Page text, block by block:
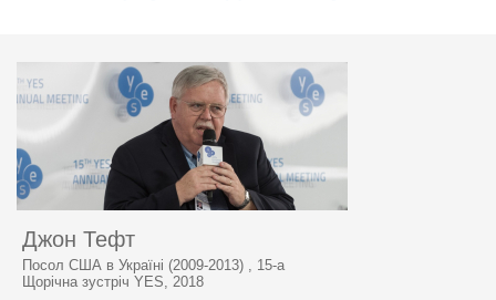
Джон Тефт
Посол США в Україні (2009-2013) , 15-а
Щорічна зустріч YES, 2018